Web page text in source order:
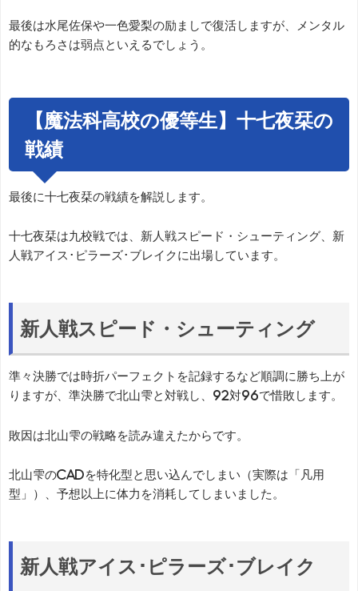
最後は水尾佐保や一色愛梨の励ましで復活しますが、メンタル
的なもろさは弱点といえるでしょう。
【魔法科高校の優等生】十七夜栞の
戦績
最後に十七夜栞の戦績を解説します。
十七夜栞は九校戦では、新人戦スピード・シューティング、新
人戦アイス･ピラーズ･ブレイクに出場しています。
新人戦スピード・シューティング
準々決勝では時折パーフェクトを記録するなど順調に勝ち上が
りますが、準決勝で北山雫と対戦し、92対96で惜敗します。
敗因は北山雫の戦略を読み違えたからです。
北山雫のCADを特化型と思い込んでしまい（実際は「凡用
型」）、予想以上に体力を消耗してしまいました。
新人戦アイス･ピラーズ･ブレイク